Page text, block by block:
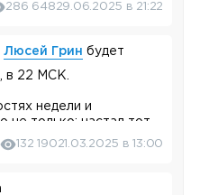
286 64829.06.2025 в 21:22
Люсей Грин будет
в 22 МСК.
недели и
не только: настал тот
придетNoize MC!
132 19021.03.2025 в 13:00